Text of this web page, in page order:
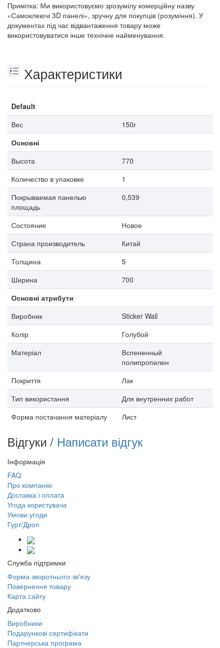
Примітка: Ми використовуємо зрозумілу комерційну назву
«Самоклеючі 3D панелі», зручну для покупців (розуміння). У
документах під час відвантаження товару може
використовуватися інше технічне найменування.
Характеристики
Default
Вес
150г
Основні
Высота
770
Количество в упаковке
1
Покрываемая панелью
площадь
0,539
Состояние
Новое
Страна производитель
Китай
Толщина
5
Ширина
700
Основні атрибути
Виробник
Sticker Wall
Колір
Голубой
Матеріал
Вспененный
полипропилен
Покриття
Лак
Тип використання
Для внутренних работ
Форма постачання матеріалу
Лист
Відгуки / Написати відгук
Інформація
FAQ
Про компанію
Доставка і оплата
Угода користувача
Умови угоди
Гурт/Дроп
Служба підтримки
Форма зворотнього зв'язу
Повернення товару
Карта сайту
Додатково
Виробники
Подарункові сертифікати
Партнерська програма